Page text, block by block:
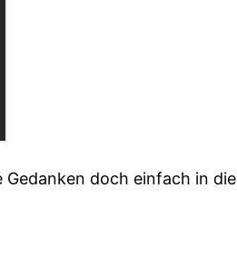
doch einfach in die